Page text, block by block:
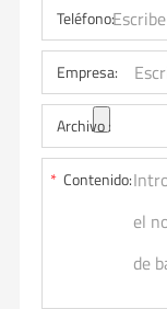
Teléfono:
Empresa:
Archivo :
* Contenido: